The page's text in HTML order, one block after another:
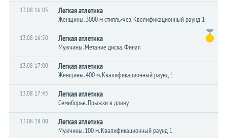
13.08 16:05 Легкая атлетика
Женщины. 3000 м стипль-чез. Квалификационный раунд 1
13.08 16:50 Легкая атлетика
Мужчины. Метание диска. Финал
13.08 17:00 Легкая атлетика
Женщины. 400 м. Квалификационный раунд 1
13.08 17:45 Легкая атлетика
Семиборье. Прыжки в длину
13.08 18:00 Легкая атлетика
Мужчины. 100 м. Квалификационный раунд 1